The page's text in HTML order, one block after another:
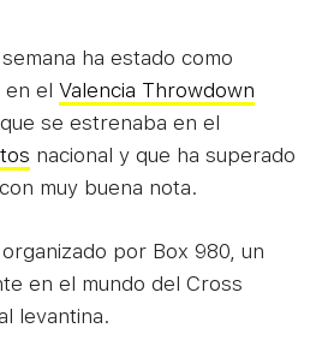
ha estado como
en el Valencia Throwdown
que se estrenaba en el
nacional y que ha superado
muy buena nota.
por Box 980, un
en el mundo del Cross
levantina.